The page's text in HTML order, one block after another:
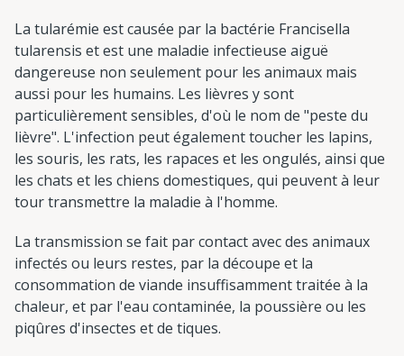
La tularémie est causée par la bactérie Francisella
tularensis et est une maladie infectieuse aiguë
dangereuse non seulement pour les animaux mais
aussi pour les humains. Les lièvres y sont
particulièrement sensibles, d'où le nom de "peste du
lièvre". L'infection peut également toucher les lapins,
les souris, les rats, les rapaces et les ongulés, ainsi que
les chats et les chiens domestiques, qui peuvent à leur
tour transmettre la maladie à l'homme.
La transmission se fait par contact avec des animaux
infectés ou leurs restes, par la découpe et la
consommation de viande insuffisamment traitée à la
chaleur, et par l'eau contaminée, la poussière ou les
piqûres d'insectes et de tiques.